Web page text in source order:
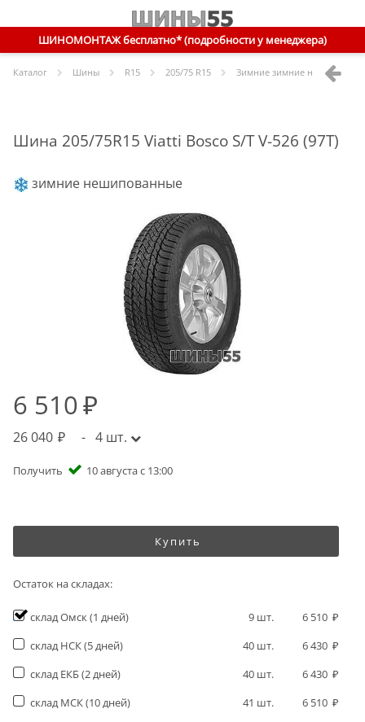
ШИНОМОНТАЖ бесплатно* (подробности у менеджера)
Каталог Шины R15 205/75 R15 Зимние зимние
Шина 205/75R15 Viatti Bosco S/T V-526 (97T)
зимние нешипованные
6 510
26 040 - 4 шт.
Получить 10 августа с 13:00
Купить
Остаток на складах:
склад Омск (1 дней) 9 шт.
6 510
склад НСК(5 дней) 40 шт.
6 430
склад ЕКБ(2 дней) 40 шт.
6 430
склад МСК(10 дней) 41 шт. 6 510